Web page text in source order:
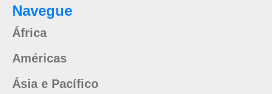
Navegue
África
Américas
Ásia e Pacífico